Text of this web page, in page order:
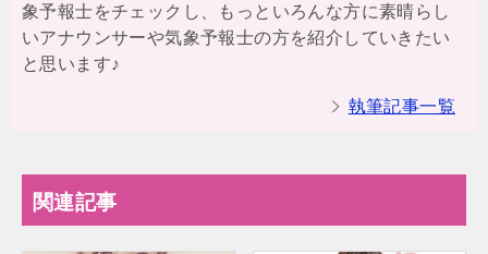
象予報士をチェックし、もっといろんな方に素晴らし
いアナウンサーや気象予報士の方を紹介していきたい
と思います♪
執筆記事一覧
関連記事